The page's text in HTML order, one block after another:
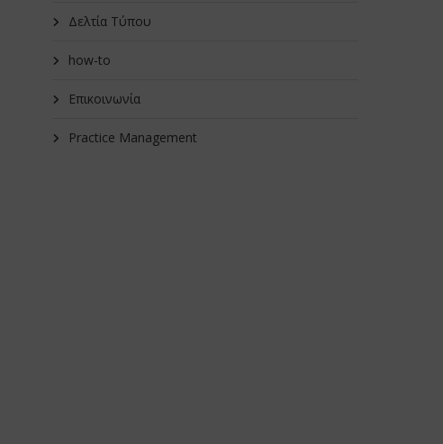
Δελτία Τύπου
how-to
Επικοινωνία
Practice Management